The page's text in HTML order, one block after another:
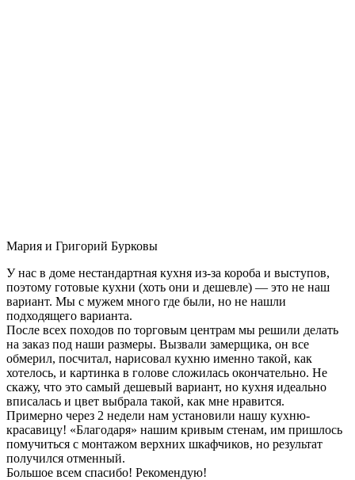
Мария и Григорий Бурковы
У нас в доме нестандартная кухня из-за короба и выступов,
поэтому готовые кухни (хоть они и дешевле) — это не наш
вариант. Мы с мужем много где были, но не нашли
подходящего варианта.
После всех походов по торговым центрам мы решили делать
на заказ под наши размеры. Вызвали замерщика, он все
обмерил, посчитал, нарисовал кухню именно такой, как
хотелось, и картинка в голове сложилась окончательно. Не
скажу, что это самый дешевый вариант, но кухня идеально
вписалась и цвет выбрала такой, как мне нравится.
Примерно через 2 недели нам установили нашу кухню-
красавицу! «Благодаря» нашим кривым стенам, им пришлось
помучиться с монтажом верхних шкафчиков, но результат
получился отменный.
Большое всем спасибо! Рекомендую!